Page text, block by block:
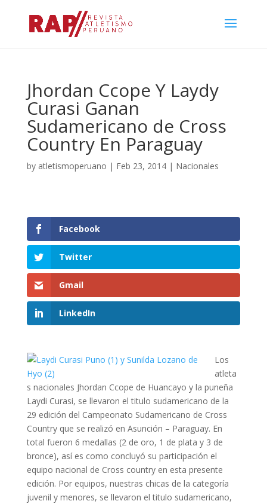
Jhordan Ccope Y Laydy
Curasi Ganan
Sudamericano de Cross
Country En Paraguay
by atletismoperuano | Feb 23, 2014| Nacionales
Facebook
Twitter
Gmail
LinkedIn
Los
atleta
s nacionales Jhordan Ccope de Huancayo y la puneña
Laydi Curasi, se llevaron el titulo sudamericano de la
29 edición del Campeonato Sudamericano de Cross
Country que se realizó en Asunción – Paraguay. En
total fueron 6 medallas (2 de oro, 1 de plata y 3 de
bronce), así es como concluyó su participación el
equipo nacional de Cross country en esta presente
edición. Por equipos, nuestras chicas de la categoría
juvenil y menores, se llevaron el titulo sudamericano,